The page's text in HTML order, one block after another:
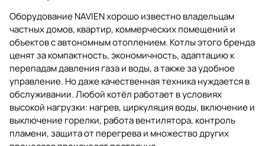
Оборудование NAVIEN хорошо известно владельцам
частных домов, квартир, коммерческих помещений и
объектов с автономным отоплением. Котлы этого бренда
ценят за компактность, экономичность, адаптацию к
перепадам давления газа и воды, а также за удобное
управление. Но даже качественная техника нуждается в
обслуживании. Любой котёл работает в условиях
высокой нагрузки: нагрев, циркуляция воды, включение и
выключение горелки, работа вентилятора, контроль
пламени, защита от перегрева и множество других